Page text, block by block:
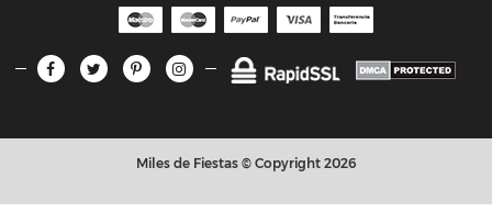
Miles de Fiestas © Copyright 2026